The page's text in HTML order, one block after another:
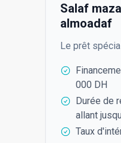
Salaf
almoadaf
Le prêt
000 DH
Durée de
allant
Taux